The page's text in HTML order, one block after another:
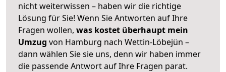
nicht weiterwissen – haben wir die richtige
Lösung für Sie! Wenn Sie Antworten auf Ihre
Fragen wollen, was kostet überhaupt mein
Umzug von Hamburg nach Wettin-Löbejün –
dann wählen Sie sie uns, denn wir haben immer
die passende Antwort auf Ihre Fragen parat.